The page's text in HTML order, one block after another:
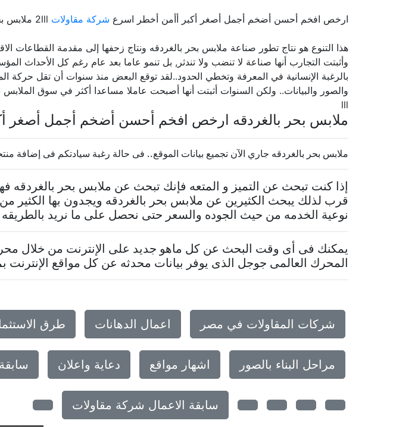
ارخص افخم أحسن أضخم أجمل أصغر أكبر أأمن أخطر اسرع شركة مقاولات
هذا التنوع هو نتاج تطور صناعة ملابس بحر بالغردقه ونتاج زحفها إلى مقدمة القطاعات
وأثبتت التجارب أنها صناعة لا تنضب ولا تندثر, بل تنمو عاما بعد عام رغم كل الأحداث
بالرغبة الإنسانية في المعرفة وتخطي الحدود..لقد توقع البعض منذ سنوات أن تقل حركة
والصور والبيانات.. ولكن السنوات أثبتت أنها أصبحت عاملا مساعدا أكثر في سوق الملابس
lll
ملابس بحر بالغردقه ارخص افخم أحسن أضخم أجمل أصغر
ملابس بحر بالغردقه جاري الآن تجميع بيانات الموقع.. فى حالة رغبة سيادتكم فى إضافة منتجك للدليل
إذا كنت تبحث عن التميز و المتعه فإنك تبحث عن ملابس بحر
قرب لذلك يبحث الكثيرين عن ملابس بحر بالغردقه ويجدون بها الكثير
نوعية الخدمه من حيث الجوده والسعر حتى نحصل على ما نريد بالطريقه
يمكنك فى أى وقت البحث عن كل ماهو جديد على الإنترنت من خلال
المحرك العالمى جوجل الذى يوفر بيانات محدثه عن كل مواقع الإنترنت
شركات المقاولات في مصر اعمال الدهانات طرق
مراحل البناء بالصور اشهار مواقع دعاية واعلان
سابقة الاعمال شركة مقاولات